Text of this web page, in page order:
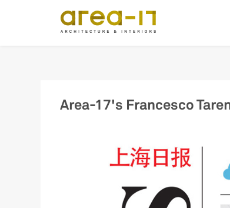
Main
navigation
Area-17's Francesco